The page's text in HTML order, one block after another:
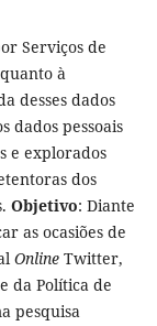
Serviços de
à
desses dados
dados pessoais
e explorados
dos
Objetivo: Diante
as ocasiões de
Online Twitter,
da Política de
pesquisa